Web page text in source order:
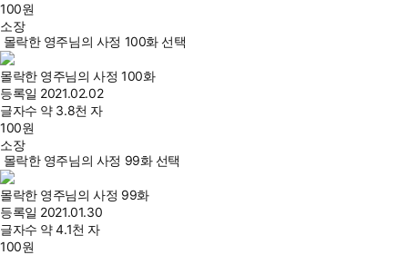
100원
소장
몰락한 영주님의 사정 100화 선택
몰락한 영주님의 사정 100화
등록일 2021.02.02
글자수 약 3.8천 자
100원
소장
몰락한 영주님의 사정 99화 선택
몰락한 영주님의 사정 99화
등록일 2021.01.30
글자수 약 4.1천 자
100원